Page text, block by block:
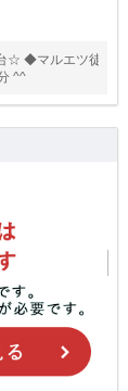
☆ ◆マルエツ徒
^^